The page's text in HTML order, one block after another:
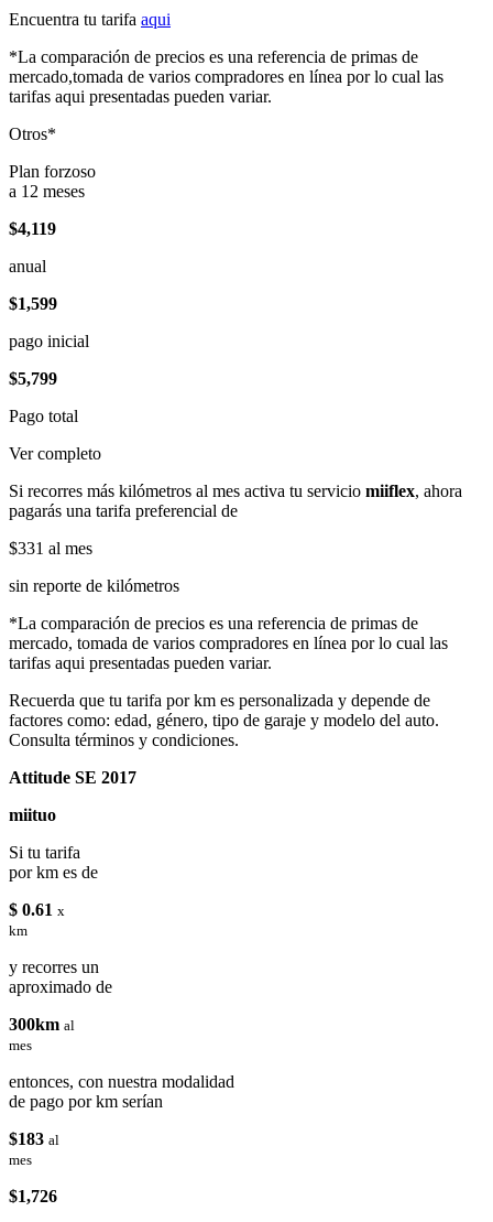
Encuentra tu tarifa aqui
*La comparación de precios es una referencia de primas de
mercado,tomada de varios compradores en línea por lo cual las
tarifas aqui presentadas pueden variar.
Otros*
Plan forzoso
a 12 meses
$4,119
anual
$1,599
pago inicial
$5,799
Pago total
Ver completo
Si recorres más kilómetros al mes activa tu servicio miiflex, ahora
pagarás una tarifa preferencial de
$331 al mes
sin reporte de kilómetros
*La comparación de precios es una referencia de primas de
mercado, tomada de varios compradores en línea por lo cual las
tarifas aqui presentadas pueden variar.
Recuerda que tu tarifa por km es personalizada y depende de
factores como: edad, género, tipo de garaje y modelo del auto.
Consulta términos y condiciones.
Attitude SE 2017
miituo
Si tu tarifa
por km es de
$ 0.61 x
km
y recorres un
aproximado de
300km al
mes
entonces, con nuestra modalidad
de pago por km serían
$183 al
mes
$1,726